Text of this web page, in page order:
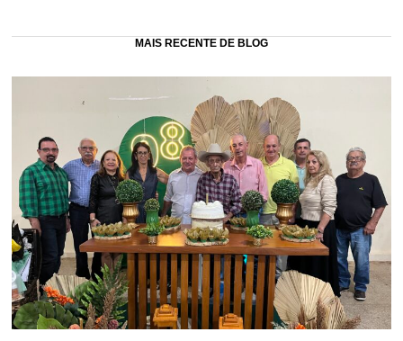
MAIS RECENTE DE BLOG